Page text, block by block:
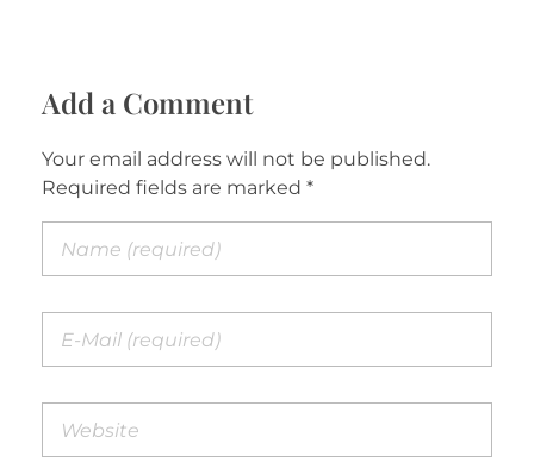
Add a Comment
Your email address will not be published.
Required fields are marked *